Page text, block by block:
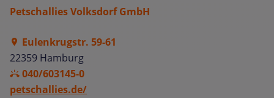
Petschallies Volksdorf GmbH
Eulenkrugstr. 59-61
22359 Hamburg
040/603145-0
petschallies.de/